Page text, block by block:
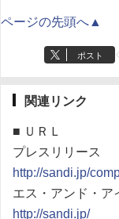
ページの先頭へ▲
ポスト
関連リンク
■ ＵＲＬ
プレスリリース
http://sandi.jp/
エス・アンド・ア
http://sandi.jp/